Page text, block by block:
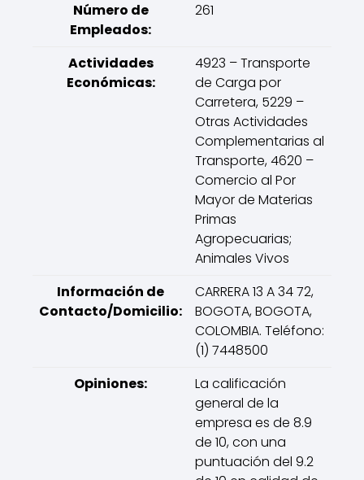
Número de
Empleados:
261
Actividades
Económicas:
4923 – Transporte
de Carga por
Carretera, 5229 –
Otras Actividades
Complementarias al
Transporte, 4620 –
Comercio al Por
Mayor de Materias
Primas
Agropecuarias;
Animales Vivos
Información de
Contacto/Domicilio:
CARRERA 13 A 34 72,
BOGOTA, BOGOTA,
COLOMBIA. Teléfono:
(1) 7448500
Opiniones:
La calificación
general de la
empresa es de 8.9
de 10, con una
puntuación del 9.2